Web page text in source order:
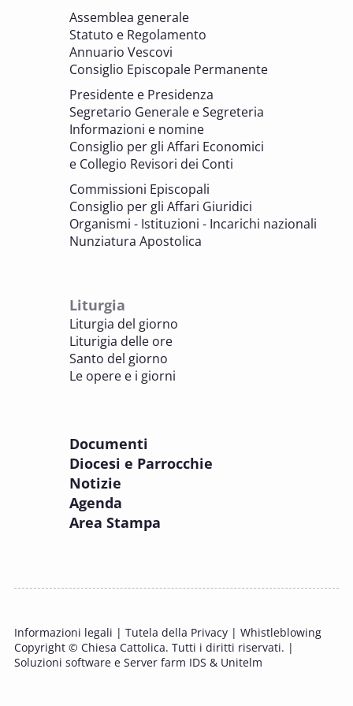
Giornate di studio Associazione
Archivistica Ecclesiastica - Luoghi di
memoria. Artefici di cultura. Archivi
valorizzazione del patrimonio
BENI CULTURALI E EDILIZIA DI CULTO
7 OTTOBRE 2025
Consulta nazionale Beni culturali e Edilizia
di culto
BENI CULTURALI E EDILIZIA DI CULTO
sezione Edilizia di culto
BENI CULTURALI E EDILIZIA DI CULTO
8 OTTOBRE 2025
Incontro online dei Direttori diocesani,
8 OTTOBRE 2025
Corso FC32.5 - Introduzione alla teologia
pastorale della salute
PASTORALE DELLA SALUTE
l'Honore
11 OTTOBRE 2025 - 12 OTTOBRE 2025
Tavolo di studio Custodia del Creato
Assemblea generale
Statuto e Regolamento
Annuario Vescovi
Consiglio Episcopale Permanente
Presidente e Presidenza
Segretario Generale e Segreteria
Informazioni e nomine
Consiglio per gli Affari Economici
e Collegio Revisori dei Conti
Commissioni Episcopali
Consiglio per gli Affari Giuridici
Organismi - Istituzioni - Incarichi nazionali
Nunziatura Apostolica
Liturgia
Liturgia del giorno
Liturigia delle ore
Santo del giorno
Le opere e i giorni
Documenti
Diocesi e Parrocchie
Notizie
Agenda
Area Stampa
Informazioni legali | Tutela della Privacy | Whistleblowing
Copyright © Chiesa Cattolica. Tutti i diritti riservati. |
Soluzioni software e Server farm IDS & Unitelm